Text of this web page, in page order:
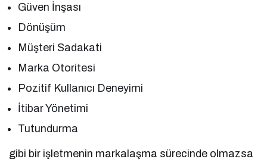
Güven İnşası
Dönüşüm
Müşteri Sadakati
Marka Otoritesi
Pozitif Kullanıcı Deneyimi
İtibar Yönetimi
Tutundurma
gibi bir işletmenin markalaşma sürecinde olmazsa